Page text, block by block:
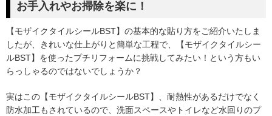
お手入れやお掃除を楽に！
【モザイクタイルシールBST】の基本的な貼り方をご紹介いたしま
したが、きれいな仕上がりと簡単な工程で、【モザイクタイルシー
ルBST】を使ったプチリフォームに挑戦してみたい！という方もい
らっしゃるのではないでしょうか？
実はこの【モザイクタイルシールBST】、耐熱性があるだけでなく
防水加工もされているので、洗面スペースやトイレなど水回りのプ